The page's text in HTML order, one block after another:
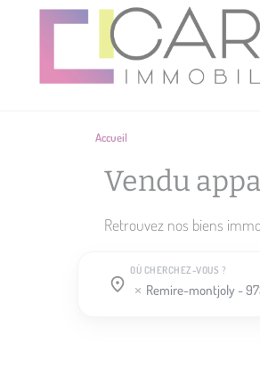
Accueil
Vendu
Retrouvez nos biens
OÙ CHERCHEZ-VOUS ?
Où cherchez-vous ?
remire-montjoly -
Où cherchez-vous ?